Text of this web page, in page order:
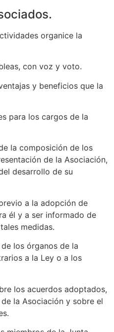
organice la
con voz y voto.
y beneficios que la
para los cargos de la
la composición de los
de la Asociación,
desarrollo de su
a la adopción de
él y a ser informado de
medidas.
los órganos de la
a la Ley o a los
los acuerdos adoptados,
la Asociación y sobre el